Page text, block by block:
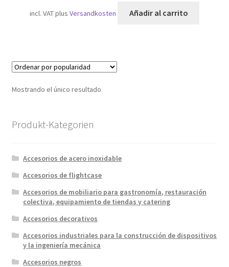
incl. VATplus Versandkosten Añadir al carrito
Mostrando el único resultado
Produkt-Kategorien
Accesorios de acero inoxidable
Accesorios de flightcase
Accesorios de mobiliario para gastronomía, restauración
colectiva, equipamiento de tiendas y catering
Accesorios decorativos
Accesorios industriales para la construcción de dispositivos
y la ingeniería mecánica
Accesorios negros